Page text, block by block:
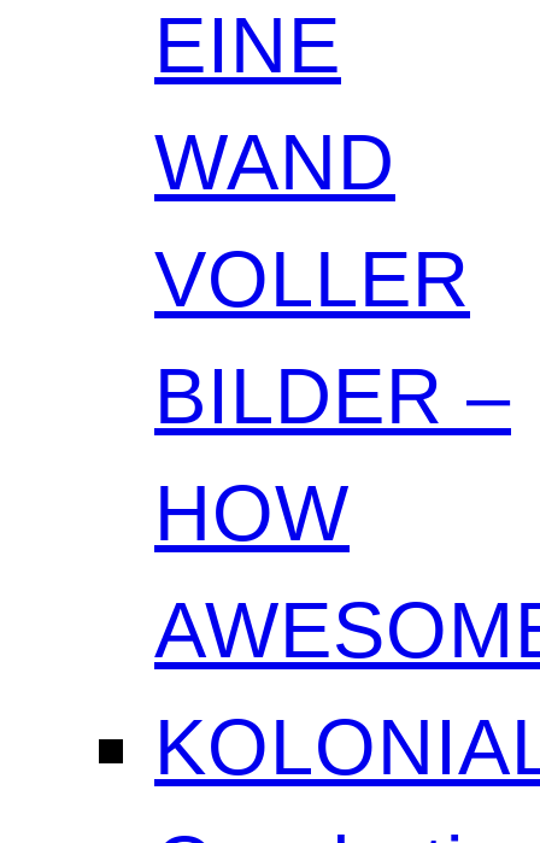
EINE
WAND
VOLLER
BILDER –
HOW